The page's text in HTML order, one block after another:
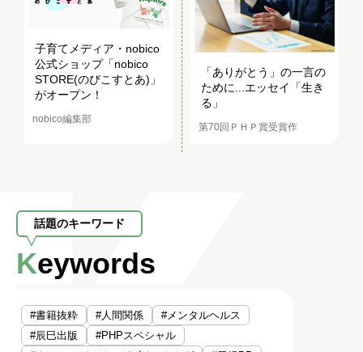
子育てメディア・nobico
公式ショップ「nobico
STORE(のびこすとあ)」
がオープン！
nobico編集部
「ありがとう」の一言の
ために...エッセイ「生き
る」
第70回ＰＨＰ賞受賞作
話題のキーワード
Keywords
#書籍抜粋 #人間関係
#メンタルヘルス
#辰巳出版
#PHPスペシャル